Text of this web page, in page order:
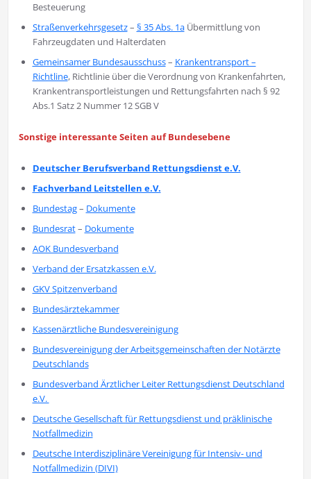
Besteuerung
Straßenverkehrsgesetz– § 35 Abs. 1aÜbermittlung von
Fahrzeugdaten und Halterdaten
Gemeinsamer Bundesausschuss– Krankentransport –
Richtline, Richtlinie über die Verordnung von Krankenfahrten,
Krankentransportleistungen und Rettungsfahrten nach § 92
Abs.1 Satz 2 Nummer 12 SGB V
Sonstige interessante Seiten auf Bundesebene
Deutscher Berufsverband Rettungsdienst e.V.
Fachverband Leitstellen e.V.
Bundestag– Dokumente
Bundesrat– Dokumente
AOK Bundesverband
Verband der Ersatzkassen e.V.
GKV Spitzenverband
Bundesärztekammer
Kassenärztliche Bundesvereinigung
Bundesvereinigung der Arbeitsgemeinschaften der Notärzte
Deutschlands
Bundesverband Ärztlicher Leiter Rettungsdienst Deutschland
e.V.
Deutsche Gesellschaft für Rettungsdienst und präklinische
Notfallmedizin
Deutsche Interdisziplinäre Vereinigung für Intensiv- und
Notfallmedizin (DIVI)